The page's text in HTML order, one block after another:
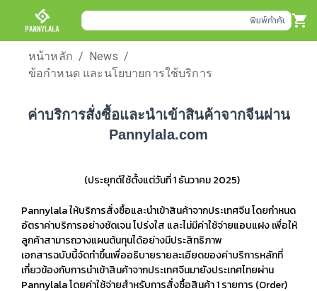
พิมพ์คำค้นหาสินค้า
หน้าหลัก / News /
ข้อกำหนด และนโยบายการใช้บริการ
ค่าบริการสั่งซื้อและนำเข้าสินค้าจากจีนผ่าน
Pannylala.com
(ประยุกต์ใช้ตั้งแต่วันที่ 1 ธันวาคม 2025)
Pannylalaให้บริการสั่งซื้อและนำเข้าสินค้าจากประเทศจีน โดยกำหนด
อัตราค่าบริการอย่างชัดเจน โปร่งใส และไม่มีค่าใช้จ่ายแอบแฝง เพื่อให้
ลูกค้าสามารถวางแผนต้นทุนได้อย่างมีประสิทธิภาพ
เอกสารฉบับนี้จัดทำขึ้นเพื่ออธิบายรายละเอียดของค่าบริการหลักที่
เกี่ยวข้องกับการนำเข้าสินค้าจากประเทศจีนมายังประเทศไทยผ่าน
Pannylala โดยค่าใช้จ่ายสำหรับการสั่งซื้อสินค้า 1 รายการ (Order)